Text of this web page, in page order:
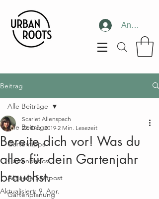
Anmelden
Beitrag
Alle Beiträge
Gartentipps
Gartenbasics
Aktuelle Saatpost
Gartenplanung
Alle Beiträge
Bereite dich vor! Was du
alles für dein Gartenjahr
brauchst.
Scarlet Allenspach
22. Dez. 2019 2 Min. Lesezeit
Aktualisiert: 9. Apr.